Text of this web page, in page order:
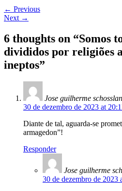
← Previous
Next →
6 thoughts on “Somos
divididos por religiões
ineptos”
Jose guilherme
30 de dezembro de 2023 at
Diante de tal, aguarda-se
armagedon”!
Responder
Jose guilherme
30 de dezembro de 2023